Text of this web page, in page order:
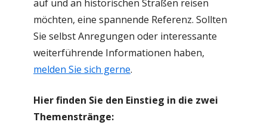
auf und an historischen Straßen reisen
möchten, eine spannende Referenz. Sollten
Sie selbst Anregungen oder interessante
weiterführende Informationen haben,
melden Sie sich gerne.
Hier finden Sie den Einstieg in die zwei
Themenstränge: